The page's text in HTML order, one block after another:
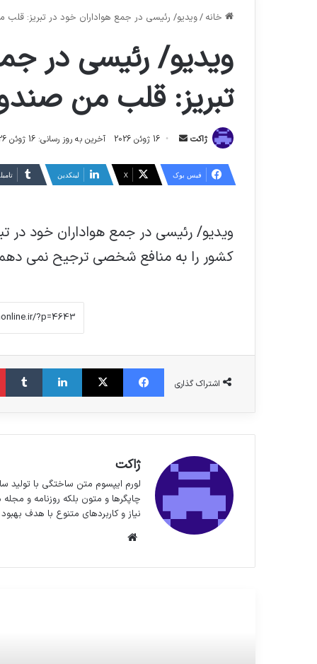
خانه /ویدیو/ رئیسی در جمع هواداران خود در تبریز:
ویدیو/ رئیسی در
تبریز: قلب من
ژاکت
ارسال 16 ژوئن 2026 آخرین به روز رسانی: 16 ژوئن 2026
فیس بوک X لینکدین
ویدیو/ رئیسی در جمع هواداران خود
کشور را به منافع شخصی ترجیح نمی
اشتراک گذاری
فیس بوک X لینکدین
ژاکت
لورم ایپسوم متن ساختگی با تولید
چاپگرها و متون بلکه روزنامه و
نیاز و کاربردهای متنوع با هدف